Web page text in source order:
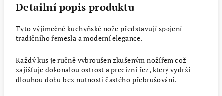
Detailní popis produktu
Tyto výjimečné kuchyňské nože představují spojení
tradičního řemesla a moderní elegance.
Každý kus je ručně vybroušen zkušeným nožířem což
zajišťuje dokonalou ostrost a precizní řez, který vydrží
dlouhou dobu bez nutnosti častého přebrušování.